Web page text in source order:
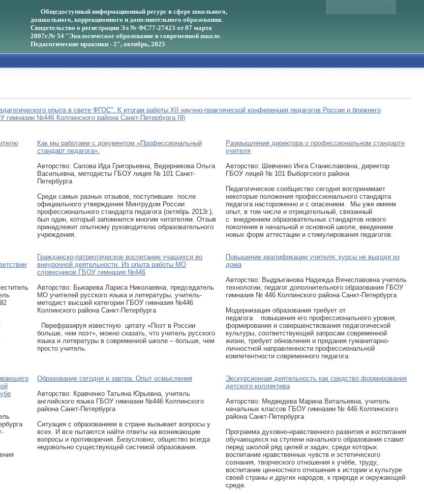
Общедоступный информационный ресурс в сфере школьного,
дошкольного, коррекционного и дополнительного образования.
Свидетельство о регистрации Эл № ФС77-27423 от 07 марта
2007г.№ 54 "Экологическое образование в современной школе.
Педагогические практики - 2", октябрь, 2025
опыта в свете ФГОС". К итогам работы XII научно-практической конференции педагогов России и ближнего
гимназии №446 Колпинского района Санкт-Петербурга (9)
Как мы работаем с документом «Профессиональный
стандарт педагога».
Авторcтво: Салова Ида Григорьевна, Ведерникова Ольга
Васильевна, методисты ГБОУ лицея № 101 Санкт-
Петербурга
Среди самых разных отзывов, поступивших после
официального утверждения Минтрудом России
профессионального стандарта педагога (октябрь 2013г.),
был один, который запомнился многим читателям. Отзыв
принадлежит опытному руководителю образовательного
учреждения.
Размышления директора о профессиональном стандарте
учителя
Авторcтво: Шевченко Инга Станиславовна, директор
ГБОУ лицей № 101 Выборгского района
Педагогическое сообщество сегодня воспринимает
некоторые положения профессионального стандарта
педагога настороженно и с опасением. Мы уже имеем
опыт, в том числе и отрицательный, связанный
с внедрением образовательных стандартов нового
поколения в начальной и основной школе, введением
новых форм аттестации и стимулирования педагогов.
Гражданско-патриотическое воспитание учащихся во
внеурочной деятельности. Из опыта работы МО
словесников ГБОУ гимназия №446
Авторcтво: Быкарева Лариса Николаевна, председатель
МО учителей русского языка и литературы, учитель-
методист высшей категории ГБОУ гимназия №446
Колпинского района Санкт-Петербурга
Перефразируя известную цитату «Поэт в России
больше, чем поэт», можно сказать, что учитель русского
языка и литературы в современной школе – больше, чем
просто учитель.
Повышение квалификации учителя: курсы не выходя из
дома
Авторcтво: Выдрыганова Надежда Вячеславовна учитель
технологии, педагог дополнительного образования ГБОУ
гимназия № 446 Колпинского района Санкт-Петербурга
Модернизация образования требует от
педагога повышения его профессионального уровня,
формирования и совершенствования педагогической
культуры, соответствующей запросам современной
жизни, требует обновления и придания гуманитарно-
личностной направленности профессиональной
компетентности современного педагога.
Образование сегодня и завтра. Опыт осмысления
Авторcтво: Кравченко Татьяна Юрьевна, учитель
английского языка ГБОУ гимназии №446 Колпинского
района Санкт-Петербурга
Ситуация с образованием в стране вызывает вопросы у
всех. И все пытаются найти ответы на возникающие
вопросы и противоречия. Безусловно, общество всегда
недовольно существующей системой образования.
Экскурсионная деятельность как средство формирования
детского коллектива
Авторcтво: Медведева Марина Витальевна, учитель
начальных классов ГБОУ гимназии № 446 Колпинского
района Санкт-Петербурга
Программа духовно-нравственного развития и воспитания
обучающихся на ступени начального образования ставит
перед школой ряд целей и задач, среди которых
воспитание нравственных чувств и эстетического
сознания, творческого отношения к учёбе, труду,
воспитание ценностного отношения к истории и культуре
своей страны и других народов, к природе и окружающей
среде.